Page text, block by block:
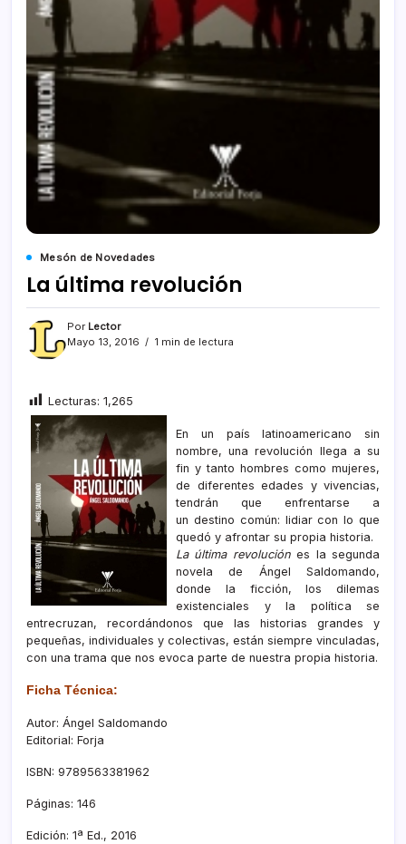
Mesón de Novedades
La última revolución
Por Lector
Mayo 13, 2016
1 min de lectura
Lecturas: 1,265
En un país latinoamericano sin
nombre, una revolución llega a su
fin y tanto hombres como mujeres,
de diferentes edades y vivencias,
tendrán que enfrentarse a
un destino común: lidiar con lo que
quedó y afrontar su propia historia.
La última revoluciónes la segunda
novela de Ángel Saldomando,
donde la ficción, los dilemas
existenciales y la política se
entrecruzan, recordándonos que las historias grandes y
pequeñas, individuales y colectivas, están siempre vinculadas,
con una trama que nos evoca parte de nuestra propia historia.
Ficha Técnica:
Autor: Ángel Saldomando
Editorial: Forja
ISBN: 9789563381962
Páginas: 146
Edición: 1ª Ed., 2016